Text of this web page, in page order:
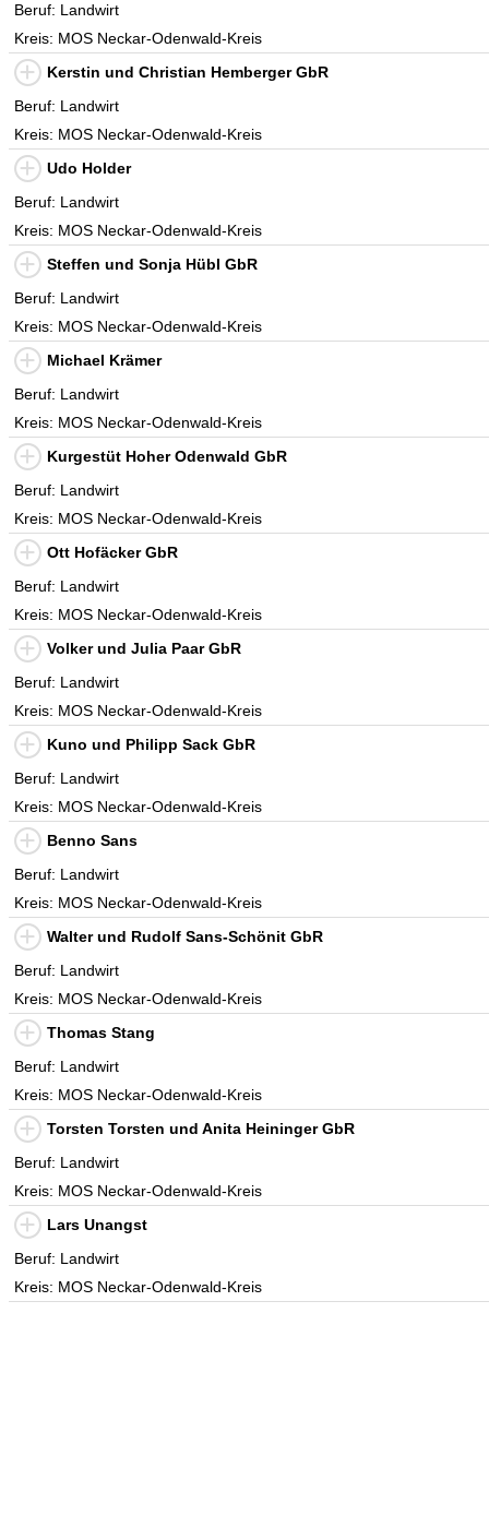
Beruf: Landwirt
Kreis: MOS Neckar-Odenwald-Kreis
Kerstin und Christian Hemberger GbR
Beruf: Landwirt
Kreis: MOS Neckar-Odenwald-Kreis
Udo Holder
Beruf: Landwirt
Kreis: MOS Neckar-Odenwald-Kreis
Steffen und Sonja Hübl GbR
Beruf: Landwirt
Kreis: MOS Neckar-Odenwald-Kreis
Michael Krämer
Beruf: Landwirt
Kreis: MOS Neckar-Odenwald-Kreis
Kurgestüt Hoher Odenwald GbR
Beruf: Landwirt
Kreis: MOS Neckar-Odenwald-Kreis
Ott Hofäcker GbR
Beruf: Landwirt
Kreis: MOS Neckar-Odenwald-Kreis
Volker und Julia Paar GbR
Beruf: Landwirt
Kreis: MOS Neckar-Odenwald-Kreis
Kuno und Philipp Sack GbR
Beruf: Landwirt
Kreis: MOS Neckar-Odenwald-Kreis
Benno Sans
Beruf: Landwirt
Kreis: MOS Neckar-Odenwald-Kreis
Walter und Rudolf Sans-Schönit GbR
Beruf: Landwirt
Kreis: MOS Neckar-Odenwald-Kreis
Thomas Stang
Beruf: Landwirt
Kreis: MOS Neckar-Odenwald-Kreis
Torsten Torsten und Anita Heininger GbR
Beruf: Landwirt
Kreis: MOS Neckar-Odenwald-Kreis
Lars Unangst
Beruf: Landwirt
Kreis: MOS Neckar-Odenwald-Kreis